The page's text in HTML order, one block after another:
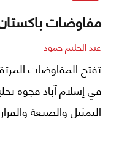
مفاوضات
عبد الحليم حمود
تفتح المفاوضات
في إسلام آباد فجوة
التمثيل والصيغة